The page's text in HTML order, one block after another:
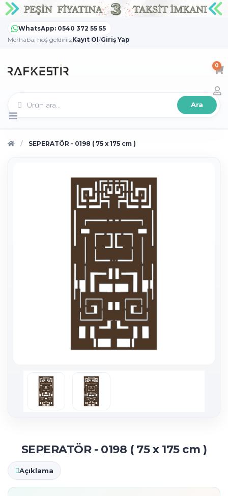
WhatsApp: 0540 372 55 55
Merhaba, hoş geldinizKayıt Ol /Giriş Yap
0
Ara
SEPERATÖR - 0198 ( 75 x 175 cm )
SEPERATÖR - 0198 ( 75 x 175 cm )
Açıklama